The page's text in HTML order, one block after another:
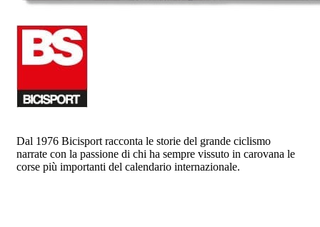
Dal 1976 Bicisport racconta le storie del grande ciclismo
narrate con la passione di chi ha sempre vissuto in carovana le
corse più importanti del calendario internazionale.